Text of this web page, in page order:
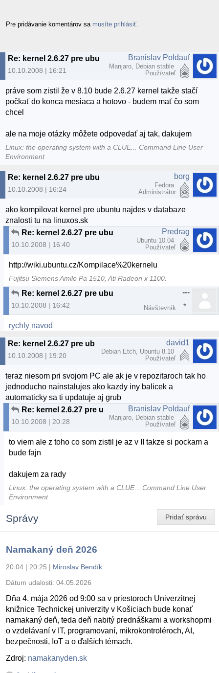
Pre pridávanie komentárov sa musíte prihlásiť
Re: kernel 2.6.27 pre ubu
10.10.2008 | 16:21
Branislav Poldauf
Manjaro, Debian stable
Používateľ
práve som zistil že v 8.10 bude 2.6.27 kernel takže stačí
počkať do konca mesiaca a hotovo - budem mať čo som
chcel
ale na moje otázky môžete odpovedať aj tak, dakujem
Linux: the operating system with a CLUE... Command Line User
Environment
Re: kernel 2.6.27 pre ubu
10.10.2008 | 16:24
borg
Fedora
Administrátor
ako kompilovat kernel pre ubuntu najdes v databaze
znalosti tu na linuxos.sk
Re: kernel 2.6.27 pre ubu
10.10.2008 | 16:40
Predrag
Ubuntu 10.04
Používateľ
http://wiki.ubuntu.cz/Kompilace%20kernelu
Fujitsu Siemens Amilo Pa 1510, Ati Radeon x 1100.
Re: kernel 2.6.27 pre ubu
10.10.2008 | 16:42
---
Návštevník
rychly navod
Re: kernel 2.6.27 pre ubu
10.10.2008 | 19:20
david1
Debian Etch, Ubuntu 8.10
Používateľ
teraz niesom pri svojom PC ale ak je v repozitaroch tak ho
jednoducho nainstalujes ako kazdy iny balicek a
automaticky sa ti updatuje aj grub
Re: kernel 2.6.27 pre ubu
10.10.2008 | 20:28
Branislav Poldauf
Manjaro, Debian stable
Používateľ
to viem ale z toho co som zistil je az v II takze si pockam a
bude fajn
dakujem za rady
Linux: the operating system with a CLUE... Command Line User
Environment
Pridať správu
Správy
Namakaný deň 2026
20.04 | 20:25 | Miroslav Bendík
Dátum udalosti: 04.05.2026
Dňa 4. mája 2026 od 9:00 sa v priestoroch Univerzitnej
knižnice Technickej univerzity v Košiciach bude konať
namakaný deň, teda deň nabitý prednáškami a workshopmi
o vzdelávaní v IT, programovaní, mikrokontroléroch, AI,
bezpečnosti, IoT a o ďalších témach.
Zdroj: namakanyden.sk